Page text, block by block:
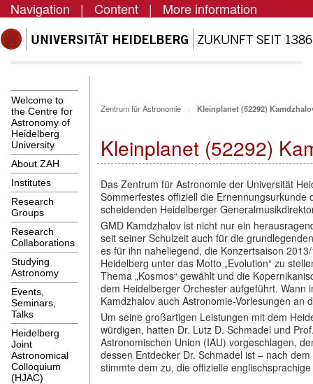
Navigation | Content | More information
Welcome to
the Centre for
Astronomy of
Heidelberg
University
About ZAH
Institutes
Research
Groups
Research
Collaborations
Studying
Astronomy
Events,
Seminars,
Talks
Heidelberg
Joint
Astronomical
Colloquium
(HJAC)
Zentrum für Astronomie Kleinplanet (52292)
Kleinplanet (52292)
Das Zentrum für Astronomie der Universität
Sommerfestes offiziell die
scheidenden Heidelberger
GMD Kamdzhalov ist nicht nur ein
seit seiner Schulzeit auch für die
es für ihn naheliegend, die Konzertsaison
Heidelberg unter das Motto „Evolution“ zu
Thema „Kosmos“ gewählt und die
dem Heidelberger Orchester aufgeführt. Wann
Kamdzhalov auch Astronomie-Vorlesungen an
Um seine großartigen Leistungen mit dem
würdigen, hatten Dr. Lutz D. Schmadel und
Astronomischen Union (IAU) vorgeschlagen,
dessen Entdecker Dr. Schmadel ist – nach
stimmte dem zu, die offizielle